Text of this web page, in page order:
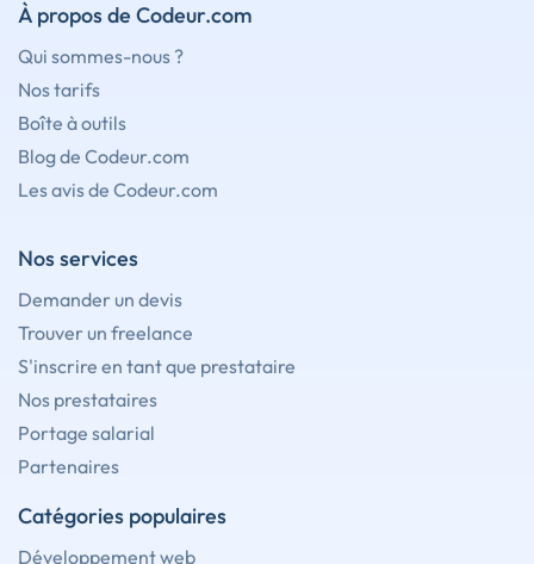
À propos de Codeur.com
Qui sommes-nous ?
Nos tarifs
Boîte à outils
Blog de Codeur.com
Les avis de Codeur.com
Nos services
Demander un devis
Trouver un freelance
S'inscrire en tant que prestataire
Nos prestataires
Portage salarial
Partenaires
Catégories populaires
Développement web